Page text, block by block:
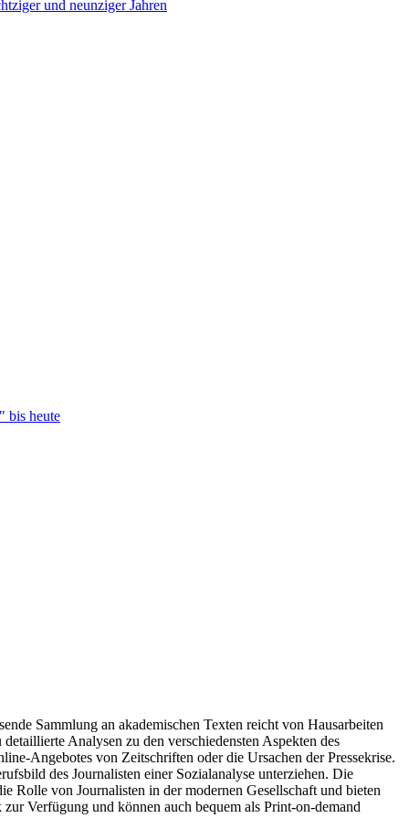
und neunziger Jahren
bis heute
Sammlung an akademischen Texten reicht von Hausarbeiten
Analysen zu den verschiedensten Aspekten des
Angebotes von Zeitschriften oder die Ursachen der Pressekrise.
des Journalisten einer Sozialanalyse unterziehen. Die
Rolle von Journalisten in der modernen Gesellschaft und bieten
Verfügung und können auch bequem als Print-on-demand